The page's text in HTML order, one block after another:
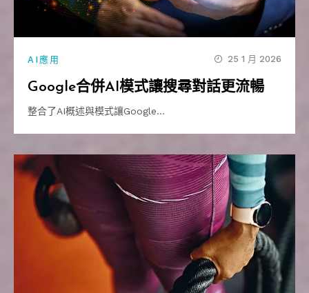
AI應用 25 1 月 2026
Google合併AI模式讓搜尋對話更流暢
整合了AI概述與模式讓Google…